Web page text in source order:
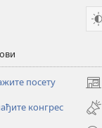
посету
нови
конгрес